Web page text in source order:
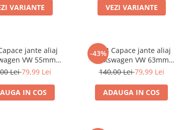
VARIANTE VEZI VARIANTE
jante aliaj
VW 55mm
6N0601171
Lei79,99 Lei
IN COS
-43%
Set 4 Capace jante aliaj
Volkswagen VW 63mm
7M7601165 7D0601165
140,00 Lei79,99 Lei
ADAUGA IN COS